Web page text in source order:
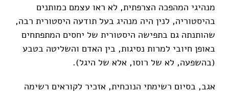
מנהיגי המהפכה הצרפתית, לא ראו עצמם כמותנים
בהיסטוריה, לנין היה מנהיג בעל תודעה היסטורית רבה,
שהותנתה גם בתפישה היסטורית של יחסים המתפתחים
באופן חיובי למרות נסיגות, בין האדם והשליטה בטבע
(בהשפעה, לא של רוסו, אלא של היגל).
אגב, בסיום רשימתי הנוכחית, אזכיר לקוראים רשימה